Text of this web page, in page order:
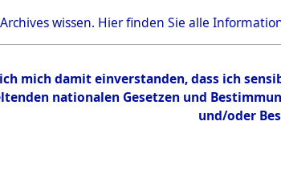
Inhalt
Zur Übersicht
wissen. Hierfinden Sie alle
mich damit einverstanden, dass ich
nationalen Gesetzen und
und/oder